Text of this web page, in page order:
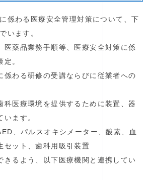
係わる医療安全管理対策について、下
います。
医薬品業務手順等、医療安全対策に係
。
係わる研修の受講ならびに従業者への
科医療環境を提供するために装置、器
います。
、パルスオキシメーター、酸素、血
セット、歯科用吸引装置
きるよう、以下医療機関と連携してい